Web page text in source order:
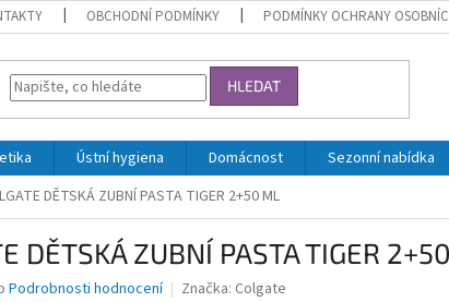
OBCHODNÍ PODMÍNKY PODMÍNKY OCHRANY
HLEDAT
Ústní hygiena Domácnost Sezonní nabídka
DĚTSKÁ ZUBNÍ PASTA TIGER 2+50 ML
DĚTSKÁ ZUBNÍ PASTA TIGER
Podrobnosti hodnocení Značka: Colgate